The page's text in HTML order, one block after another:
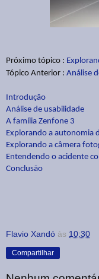
Próximo tópico :
Tópico Anterior : Análise
Introdução
Análise de usabilidade
A família Zenfone 3
Explorando a autonomia
Explorando a câmera
Entendendo o acidente
Conclusão
Flavio Xandó às 10:30
Compartilhar